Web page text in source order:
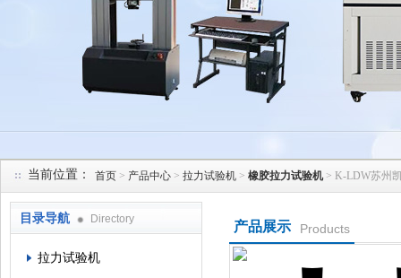
当前位置： 首页 > 产品中心 > 拉力试验机 > 橡胶拉力试验机> K-LDW苏州
目录导航 Directory
拉力试验机
产品展示 Products